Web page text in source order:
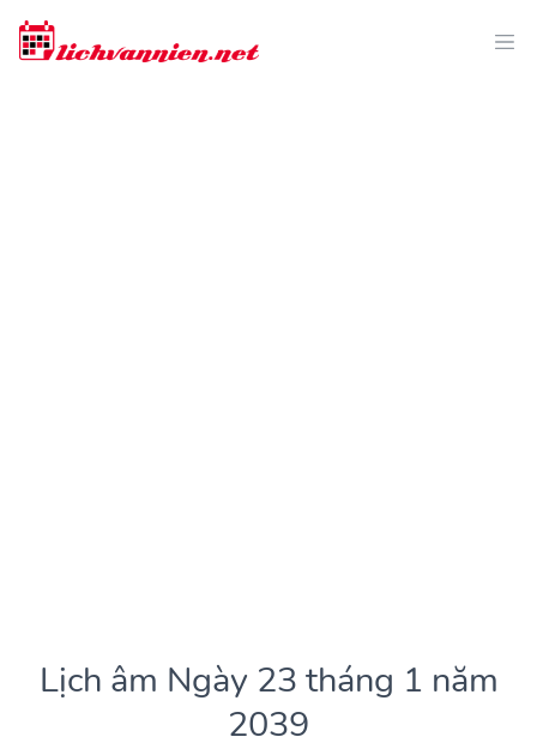
Lịch âm Ngày 23 tháng 1 năm
2039